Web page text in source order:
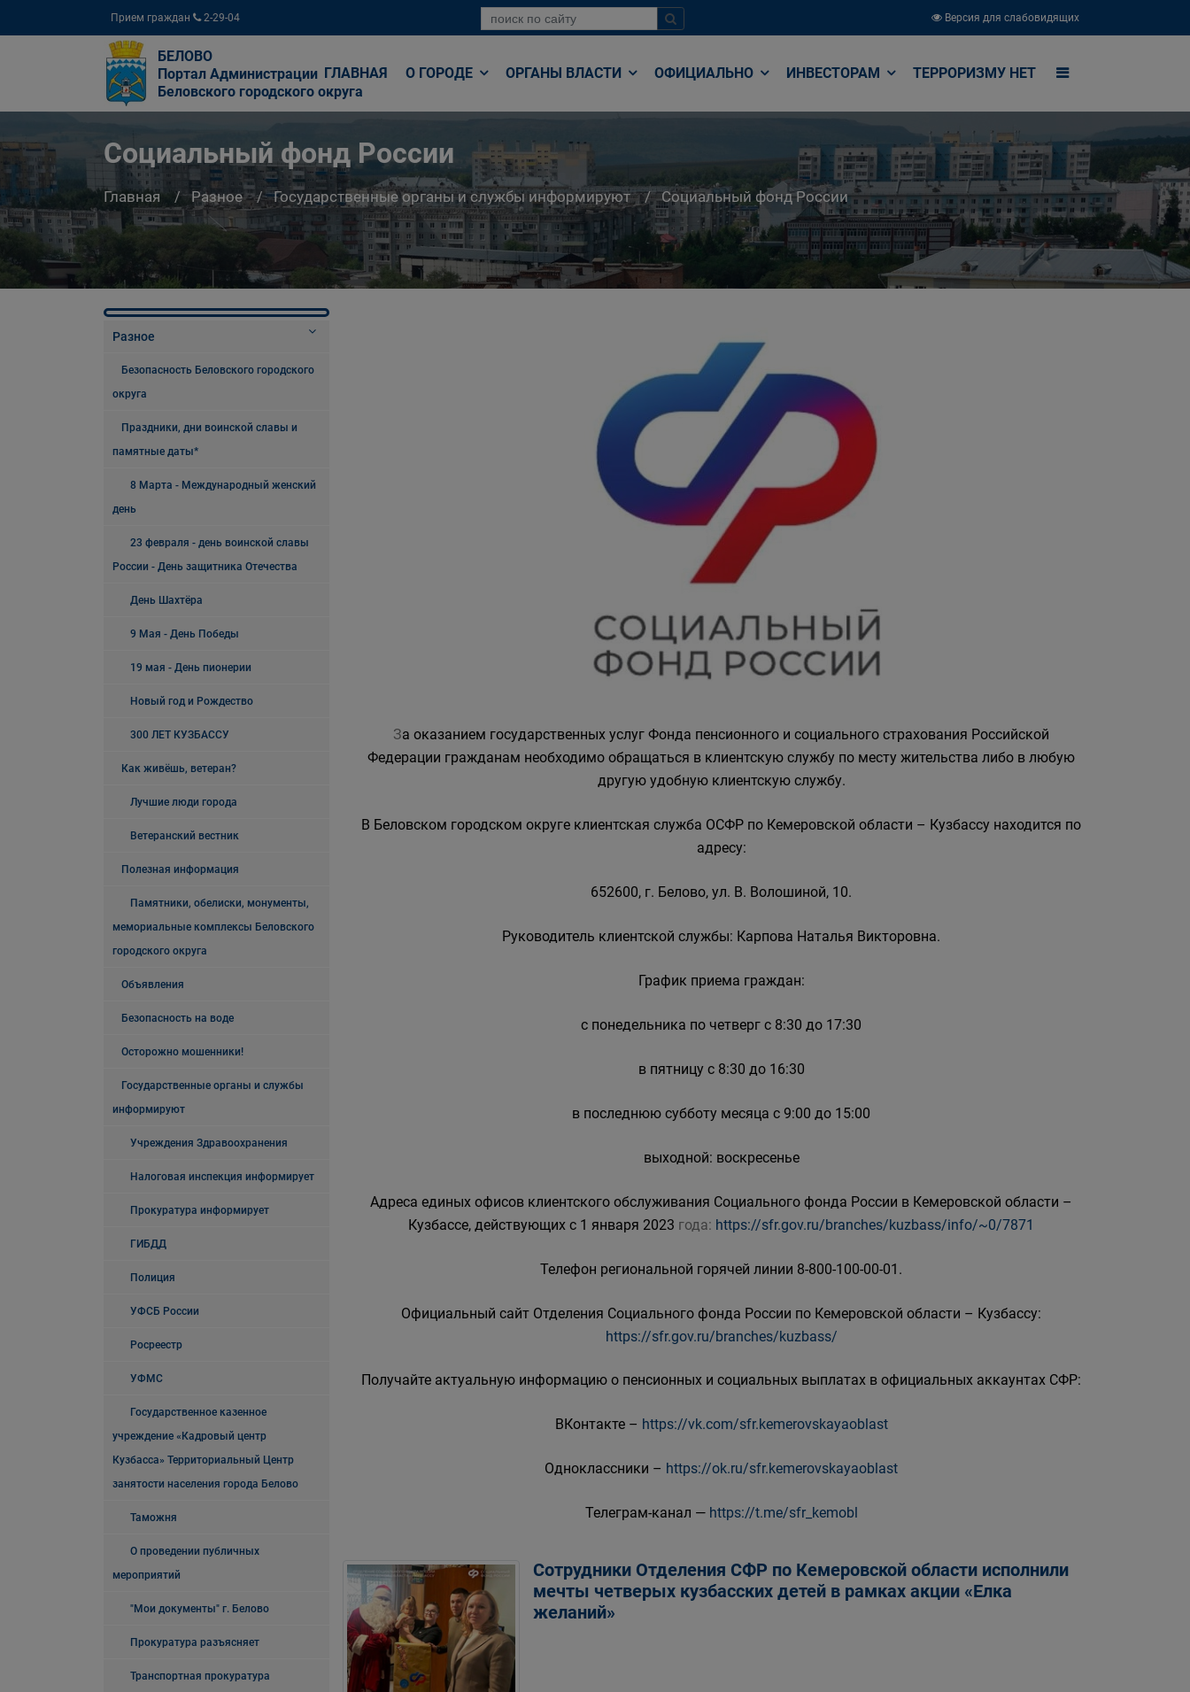
Прием граждан 2-29-04 Версия для слабовидящих
БЕЛОВО
Портал Администрации
Беловского городского округа
ГЛАВНАЯ О ГОРОДЕ ОРГАНЫ ВЛАСТИ ОФИЦИАЛЬНО ИНВЕСТОРАМ ТЕРРОРИЗМУ НЕТ
Социальный фонд России
Главная Разное Государственные органы и службы информируют Социальный фонд России
Разное
Безопасность Беловского городского
округа
Праздники, дни воинской славы и
памятные даты*
8 Марта - Международный женский
день
23 февраля - день воинской славы
России - День защитника Отечества
День Шахтёра
9 Мая - День Победы
19 мая - День пионерии
Новый год и Рождество
300 ЛЕТ КУЗБАССУ
Как живёшь, ветеран?
Лучшие люди города
Ветеранский вестник
Полезная информация
Памятники, обелиски, монументы,
мемориальные комплексы Беловского
городского округа
Объявления
Безопасность на воде
Осторожно мошенники!
Государственные органы и службы
информируют
Учреждения Здравоохранения
Налоговая инспекция информирует
Прокуратура информирует
ГИБДД
Полиция
УФСБ России
Росреестр
УФМС
Государственное казенное
учреждение «Кадровый центр
Кузбасса» Территориальный Центр
занятости населения города Белово
Таможня
О проведении публичных
мероприятий
"Мои документы" г. Белово
Прокуратура разъясняет
Транспортная прокуратура
За оказанием государственных услуг Фонда пенсионного и социального страхования Российской
Федерации гражданам необходимо обращаться в клиентскую службу по месту жительства либо в любую
другую удобную клиентскую службу.
В Беловском городском округе клиентская служба ОСФР по Кемеровской области – Кузбассу находится по
адресу:
652600, г. Белово, ул. В. Волошиной, 10.
Руководитель клиентской службы: Карпова Наталья Викторовна.
График приема граждан:
с понедельника по четверг с 8:30 до 17:30
в пятницу с 8:30 до 16:30
в последнюю субботу месяца с 9:00 до 15:00
выходной: воскресенье
Адреса единых офисов клиентского обслуживания Социального фонда России в Кемеровской области –
Кузбассе, действующих с 1 января 2023 года: https://sfr.gov.ru/branches/kuzbass/info/~0/7871
Телефон региональной горячей линии 8-800-100-00-01.
Официальный сайт Отделения Социального фонда России по Кемеровской области – Кузбассу:
https://sfr.gov.ru/branches/kuzbass/
Получайте актуальную информацию о пенсионных и социальных выплатах в официальных аккаунтах СФР:
ВКонтакте – https://vk.com/sfr.kemerovskayaoblast
Одноклассники – https://ok.ru/sfr.kemerovskayaoblast
Телеграм-канал —https://t.me/sfr_kemobl
Сотрудники Отделения СФР по Кемеровской области исполнили
мечты четверых кузбасских детей в рамках акции «Елка
желаний»